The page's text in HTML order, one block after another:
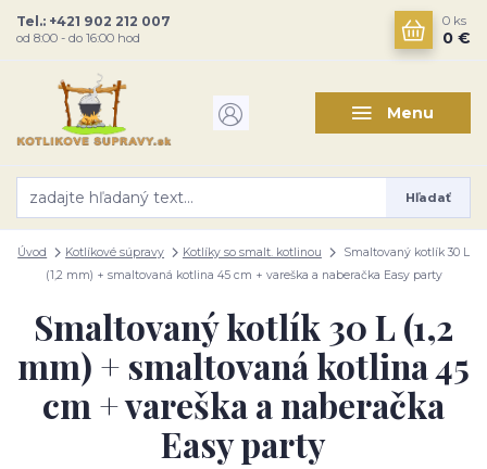
Menu
Hľadať
Tel.: +421 902 212 007
od 8:00 - do 16:00 hod
0 ks
0 €
Úvod Kotlíkové súpravy Kotlíky so smalt. kotlinou
Smaltovaný kotlík 30 L
(1,2 mm) + smaltovaná kotlina 45 cm + vareška a naberačka Easy party
Smaltovaný kotlík 30 L (1,2
mm) + smaltovaná kotlina 45
cm + vareška a naberačka
Easy party